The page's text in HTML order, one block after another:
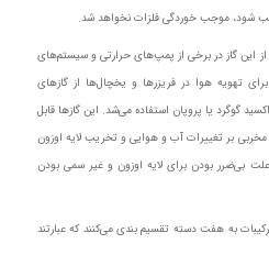
شود، موجب خوردگی فلزات نخواهد شد.
از این گاز در برخی از پمپ‌های حرارتی و سیستم‌های
تهویه هوا در فریزرها و یخچال‌ها از گازهای
گوگرد یا پروپان استفاده می‌شد. این گازها قابل
بر تغییرات آب و هوایی و تخریب لایه اوزون
بی‌ضرر بودن برای لایه اوزون و غیر سمی بودن
به هفت دسته تقسیم بندی می‌کنند که عبارتند